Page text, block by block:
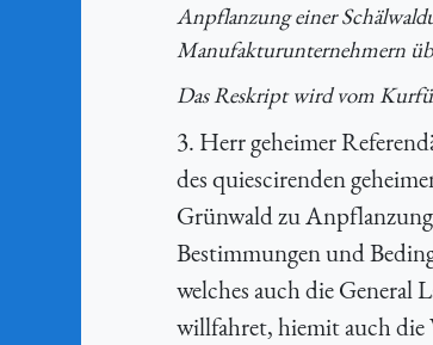
Anpflanzung einer
Manufakturunternehmern
Das Reskript wird vom
3. Herr geheimer
des quiescirenden
Grünwald zu
Bestimmungen und
welches auch die
willfahret, hiemit auch die